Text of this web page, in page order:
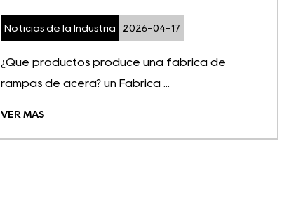
Noticias de la Industria 2026-04-17
¿Qué productos produce una fábrica de
rampas de acera? un Fábrica ...
VER MÁS